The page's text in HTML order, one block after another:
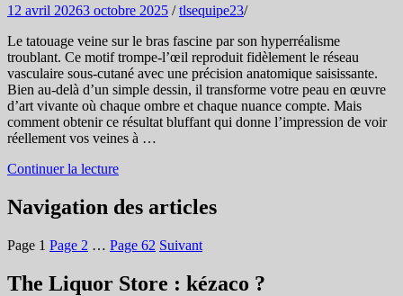
12 avril 20263 octobre 2025 /tlsequipe23/
Le tatouage veine sur le bras fascine par son hyperréalisme
troublant. Ce motif trompe-l’œil reproduit fidèlement le réseau
vasculaire sous-cutané avec une précision anatomique saisissante.
Bien au-delà d’un simple dessin, il transforme votre peau en œuvre
d’art vivante où chaque ombre et chaque nuance compte. Mais
comment obtenir ce résultat bluffant qui donne l’impression de voir
réellement vos veines à …
Continuer la lecture
Navigation des articles
Page 1 Page 2 … Page 62 Suivant
The Liquor Store : kézaco ?